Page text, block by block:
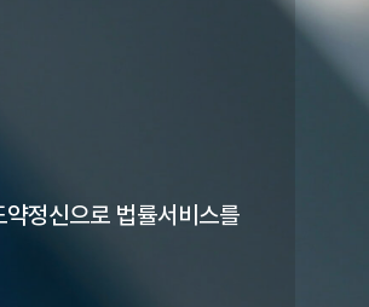
약정신으로 법률서비스를